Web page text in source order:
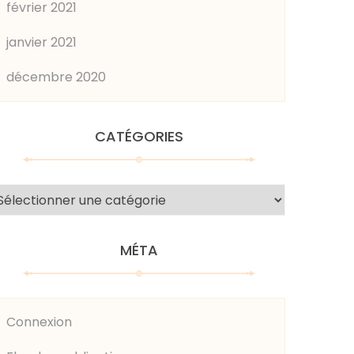
février 2021
janvier 2021
décembre 2020
CATÉGORIES
MÉTA
Connexion